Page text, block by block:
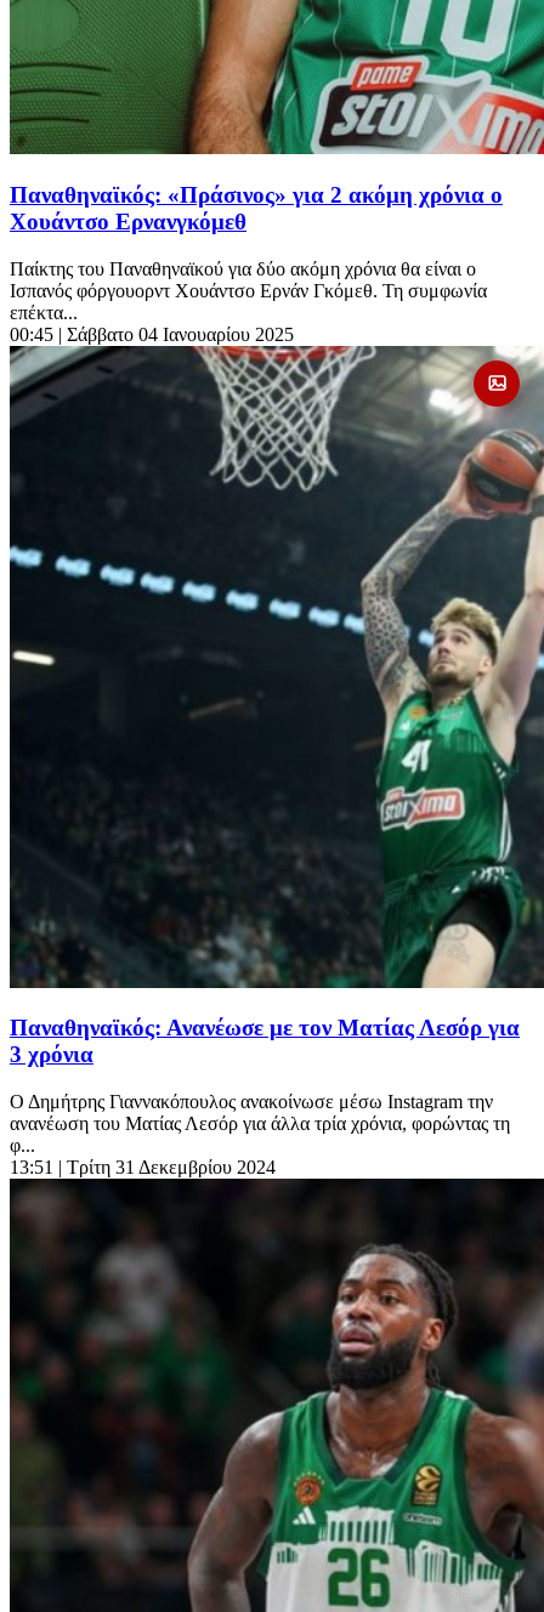
Παναθηναϊκός: «Πράσινος» για 2 ακόμη χρόνια ο
Χουάντσο Ερνανγκόμεθ
Παίκτης του Παναθηναϊκού για δύο ακόμη χρόνια θα είναι ο
Ισπανός φόργουορντ Χουάντσο Ερνάν Γκόμεθ. Τη συμφωνία
επέκτα...
00:45 | Σάββατο 04 Ιανουαρίου 2025
Παναθηναϊκός: Ανανέωσε με τον Ματίας Λεσόρ για
3 χρόνια
Ο Δημήτρης Γιαννακόπουλος ανακοίνωσε μέσω Instagram την
ανανέωση του Ματίας Λεσόρ για άλλα τρία χρόνια, φορώντας τη
φ...
13:51 | Τρίτη 31 Δεκεμβρίου 2024